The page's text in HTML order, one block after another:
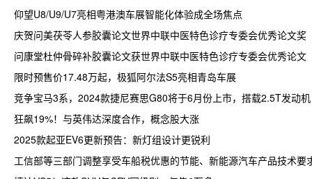
仰望U8/U9/U7亮相粤港澳车展智能化体验成全场焦点
庆贺问美茯苓人参胶囊论文世界中联中医特色诊疗专委会优秀论文奖
问康堂杜仲骨碎补胶囊论文获世界中联中医特色诊疗专委会优秀论文
限时预售价17.48万起，极狐阿尔法S5亮相青岛车展
竞争宝马3系，2024款捷尼赛思G80将于6月份上市，搭载2.5T发动机
狂飙19%！与英伟达深度合作，概念股大涨
2025款起亚EV6更新预告：新灯组设计更锐利
工信部等三部门调整享受车船税优惠的节能、新能源汽车产品技术要